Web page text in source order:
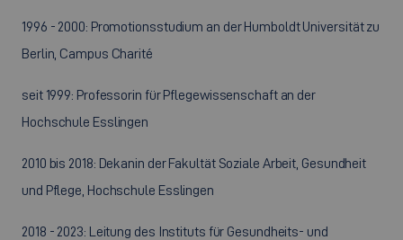
1996 - 2000: Promotionsstudium an der Humboldt Universität zu
Berlin, Campus Charité
seit 1999: Professorin für Pflegewissenschaft an der
Hochschule Esslingen
2010 bis 2018: Dekanin der Fakultät Soziale Arbeit, Gesundheit
und Pflege, Hochschule Esslingen
2018 - 2023: Leitung des Instituts für Gesundheits- und